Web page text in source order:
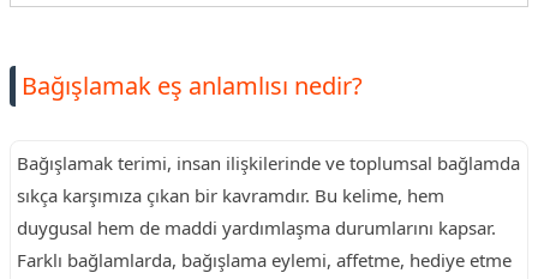
Bağışlamak eş anlamlısı nedir?
Bağışlamak terimi, insan ilişkilerinde ve toplumsal bağlamda
sıkça karşımıza çıkan bir kavramdır. Bu kelime, hem
duygusal hem de maddi yardımlaşma durumlarını kapsar.
Farklı bağlamlarda, bağışlama eylemi, affetme, hediye etme